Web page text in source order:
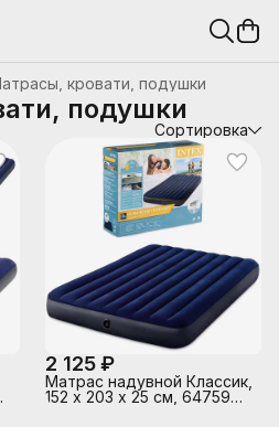
кровати, подушки
подушки
Сортировка
2 125 ₽
Матрас надувной Классик,
152 х 203 x 25 см, 64759